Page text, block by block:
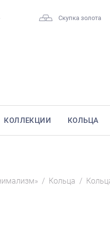
Скупка золота
КОЛЛЕКЦИИ КОЛЬЦА
/ Кольца /